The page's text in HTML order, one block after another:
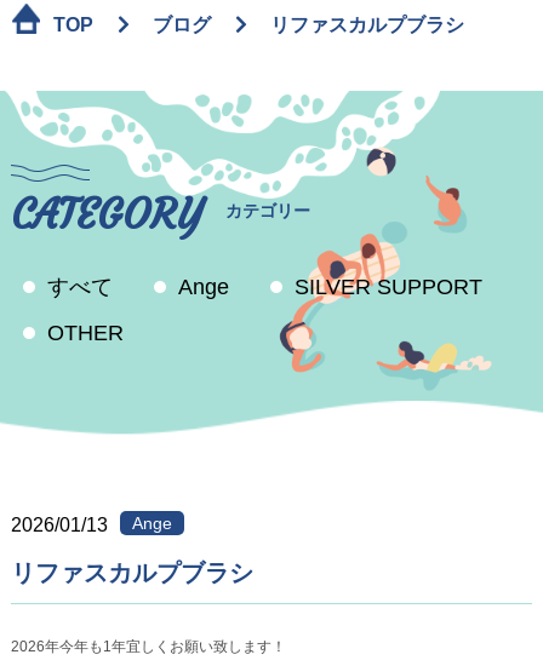
TOP ブログ リファスカルプブラシ
CATEGORY カテゴリー
すべて Ange
SILVER SUPPORT
OTHER
2026/01/13 Ange
リファスカルプブラシ
2026年今年も1年宜しくお願い致します！